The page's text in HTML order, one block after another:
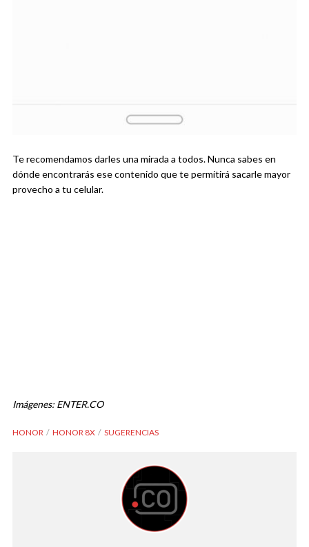
Te recomendamos darles una mirada a todos. Nunca sabes en
dónde encontrarás ese contenido que te permitirá sacarle mayor
provecho a tu celular.
Imágenes: ENTER.CO
HONOR HONOR 8X SUGERENCIAS